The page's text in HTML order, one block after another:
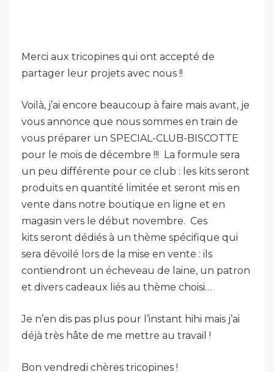
Merci aux tricopines qui ont accepté de
partager leur projets avec nous !!
Voilà, j’ai encore beaucoup à faire mais avant, je
vous annonce que nous sommes en train de
vous préparer un SPECIAL-CLUB-BISCOTTE
pour le mois de décembre !!! La formule sera
un peu différente pour ce club : les kits seront
produits en quantité limitée et seront mis en
vente dans notre boutique en ligne et en
magasin vers le début novembre. Ces
kits seront dédiés à un thème spécifique qui
sera dévoilé lors de la mise en vente : ils
contiendront un écheveau de laine, un patron
et divers cadeaux liés au thème choisi…
Je n’en dis pas plus pour l’instant hihi mais j’ai
déjà très hâte de me mettre au travail !
Bon vendredi chères tricopines !